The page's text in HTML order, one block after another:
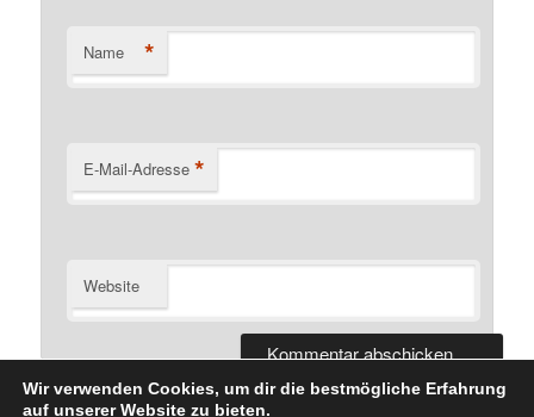
Name *
E-Mail-Adresse *
Website
Wir verwenden Cookies, um dir die bestmögliche Erfahrung
auf unserer Website zu bieten.